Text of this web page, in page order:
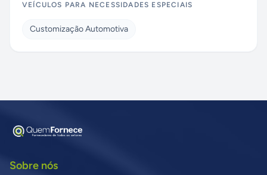
VEÍCULOS PARA NECESSIDADES ESPECIAIS
Customização Automotiva
Sobre nós